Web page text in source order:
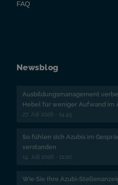
FAQ
Newsblog
Ausbildungsmanagement
Hebel für weniger Aufwand im
27. Juli 2026 - 14:45
So fühlen sich Azubis im
verstanden
14. Juli 2026 - 11:00
Wie Sie Ihre Azubi-